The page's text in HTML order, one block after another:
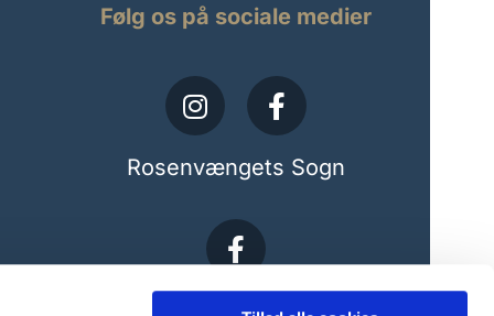
Følg os på sociale medier
Rosenvængets Sogn
Musik i Frihavnskirken